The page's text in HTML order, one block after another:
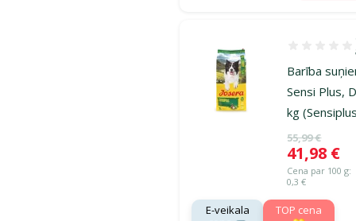
Barība
Sensi Plus,
kg
Oriģinālā
55,99 €
Cena
41,98 €
Cena par 100 g:
0,3 €
E-veikala
TOP cena